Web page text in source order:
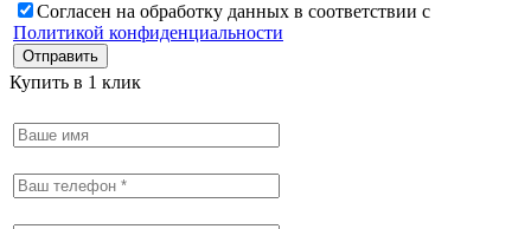
Согласен на обработку данных в соответствии с
Политикой конфиденциальности
Купить в 1 клик